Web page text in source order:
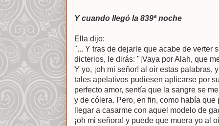
Y cuando llegó la 839ª noche
Ella dijo:
"... Y tras de dejarle que acabe de verter
dicterios, le dirás: "¡Vaya por Alah, que
Y yo, ¡oh mi señor! al oír estas palabras,
tales apelativos pudiesen aplicarse por
perfecto amor, sentía que la sangre se
y de cólera. Pero, en fin, como había
llegar a casarme con aquel modelo de
¡oh mi señora! y puede que muera yo al